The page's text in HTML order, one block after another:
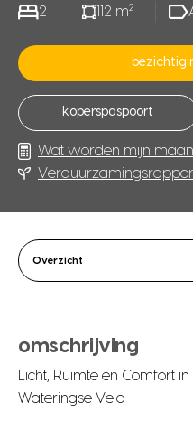
2 112 m2
koperspaspoort
Wat worden mijn
Overzicht
omschrijving
Licht, Ruimte en Comfort
Wateringse Veld